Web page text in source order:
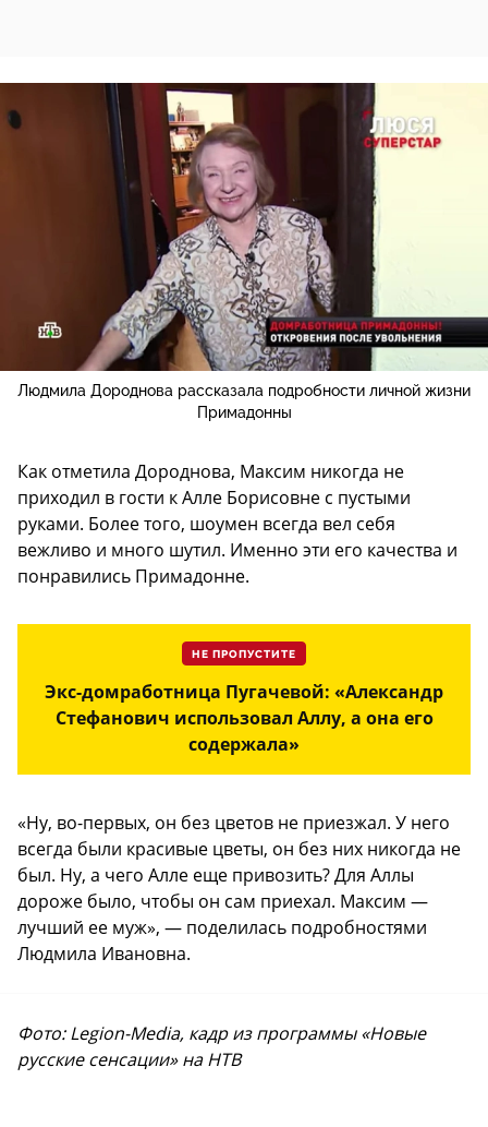
Людмила Дороднова рассказала подробности личной жизни
Примадонны
Как отметила Дороднова, Максим никогда не
приходил в гости к Алле Борисовне с пустыми
руками. Более того, шоумен всегда вел себя
вежливо и много шутил. Именно эти его качества и
понравились Примадонне.
НЕ ПРОПУСТИТЕ
Экс-домработница Пугачевой: «Александр
Стефанович использовал Аллу, а она его
содержала»
«Ну, во-первых, он без цветов не приезжал. У него
всегда были красивые цветы, он без них никогда не
был. Ну, а чего Алле еще привозить? Для Аллы
дороже было, чтобы он сам приехал. Максим —
лучший ее муж», — поделилась подробностями
Людмила Ивановна.
Фото: Legion-Media, кадр из программы «Новые
русские сенсации» на НТВ